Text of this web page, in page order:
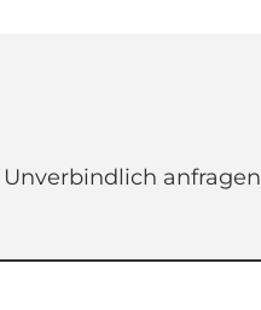
Unverbindlich anfragen